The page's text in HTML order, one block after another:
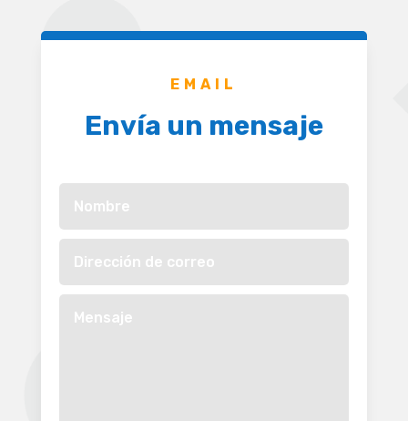
EMAIL
Envía un mensaje